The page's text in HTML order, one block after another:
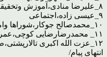
۸_علیرضا منادی،آموزش وتخقیقات وفناوری
۹_عیسی زاده،اجتماعی
۱۰_محمدصالح جوکار،شوراها وامورداخلی
۱۱_ محمدرضارضایی کوچی،عمران
۱۲_عزت الله اکبری تالارپشتی،صنایع ومعادن
انتهای پیام/